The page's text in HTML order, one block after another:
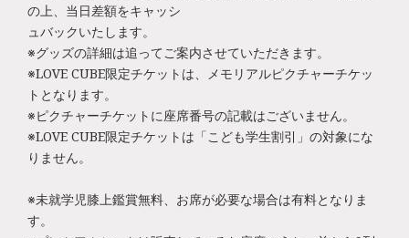
の上、当日差額をキャッシ
ュバックいたします。
※グッズの詳細は追ってご案内させていただきます。
※LOVE CUBE限定チケットは、メモリアルピクチャーチケッ
トとなります。
※ピクチャーチケットに座席番号の記載はございません。
※LOVE CUBE限定チケットは「こども学生割引」の対象にな
りません。
※未就学児膝上鑑賞無料、お席が必要な場合は有料となりま
す。